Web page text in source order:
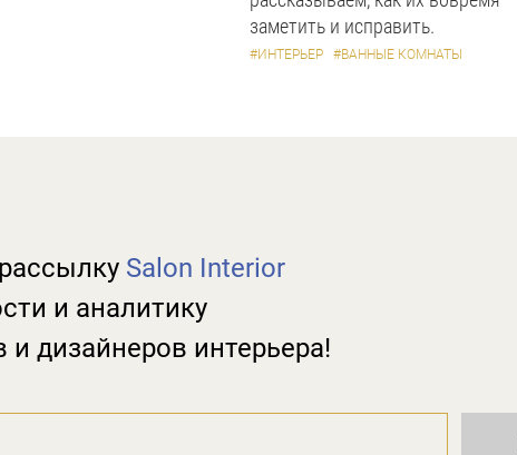
заметить и исправить.
#ИНТЕРЬЕР #ВАННЫЕ КОМНАТЫ
Salon Interior
и аналитику
и дизайнеров интерьера!